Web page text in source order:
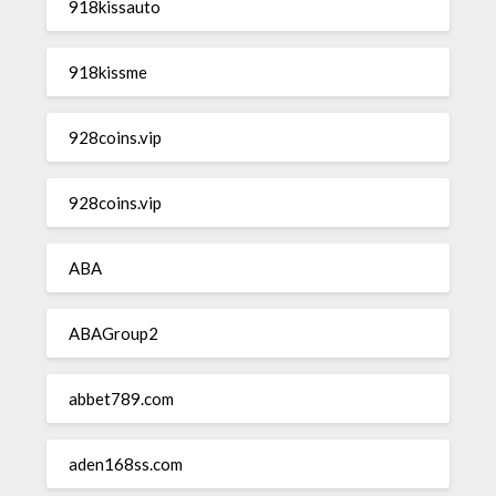
918kissauto
918kissme
928coins.vip
928coins.vip
ABA
ABAGroup2
abbet789.com
aden168ss.com